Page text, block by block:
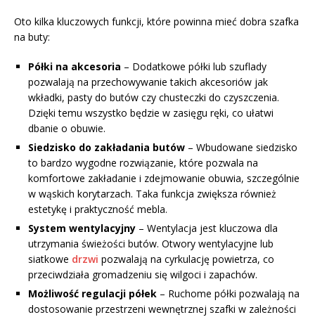
Oto kilka kluczowych funkcji, które powinna mieć dobra szafka
na buty:
Półki na akcesoria – Dodatkowe półki lub szuflady
pozwalają na przechowywanie takich akcesoriów jak
wkładki, pasty do butów czy chusteczki do czyszczenia.
Dzięki temu wszystko będzie w zasięgu ręki, co ułatwi
dbanie o obuwie.
Siedzisko do zakładania butów – Wbudowane siedzisko
to bardzo wygodne rozwiązanie, które pozwala na
komfortowe zakładanie i zdejmowanie obuwia, szczególnie
w wąskich korytarzach. Taka funkcja zwiększa również
estetykę i praktyczność mebla.
System wentylacyjny – Wentylacja jest kluczowa dla
utrzymania świeżości butów. Otwory wentylacyjne lub
siatkowe drzwi pozwalają na cyrkulację powietrza, co
przeciwdziała gromadzeniu się wilgoci i zapachów.
Możliwość regulacji półek – Ruchome półki pozwalają na
dostosowanie przestrzeni wewnętrznej szafki w zależności